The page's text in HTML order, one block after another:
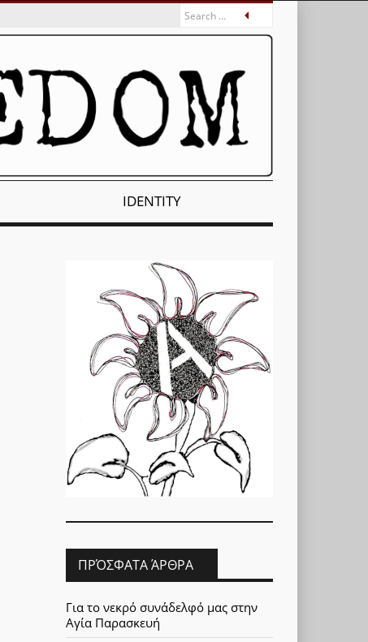
IDENTITY
ΠΡΌΣΦΑΤΑ ΆΡΘΡΑ
Για το νεκρό συνάδελφό μας στην
Αγία Παρασκευή